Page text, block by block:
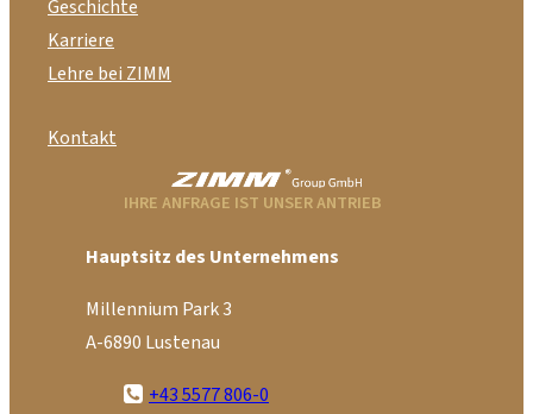
Geschichte
Karriere
Lehre bei ZIMM
Kontakt
IHRE ANFRAGE IST UNSER ANTRIEB
Hauptsitz des Unternehmens
Millennium Park 3
A-6890 Lustenau
+43 5577 806-0